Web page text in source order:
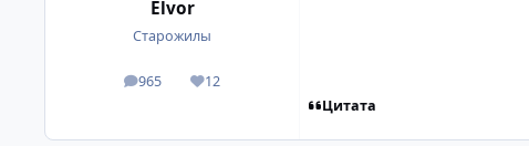
Elvor
Старожилы
965
посты 12
Репутация
Цитата